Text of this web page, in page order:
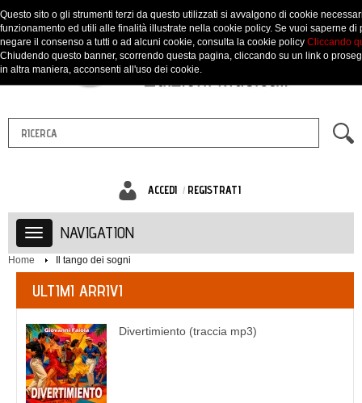
ACCEDI REGISTRATI
NAVIGATION
Home Il tango dei sogni
ULTIMI ARRIVI
Divertimiento (traccia mp3)
Questo sito o gli strumenti terzi da questo utilizzati si avvalgono di cookie
funzionamento ed utili alle finalità illustrate nella cookie policy. Se vuoi saperne di
negare il consenso a tutti o ad alcuni cookie, consulta la cookie policy Cliccando
Chiudendo questo banner, scorrendo questa pagina, cliccando su un link o
in altra maniera, acconsenti all'uso dei cookie.